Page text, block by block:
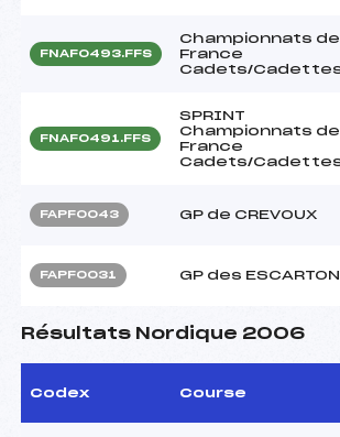
FNAF0493.FFS
Championnats de
France
Cadets/
FNAF0491.FFS
SPRINT
Championnats de
France
Cadets/
FAPF0043 GP de CREVOUX
FAPF0031 GP des
Résultats Nordique 2006
Codex Course